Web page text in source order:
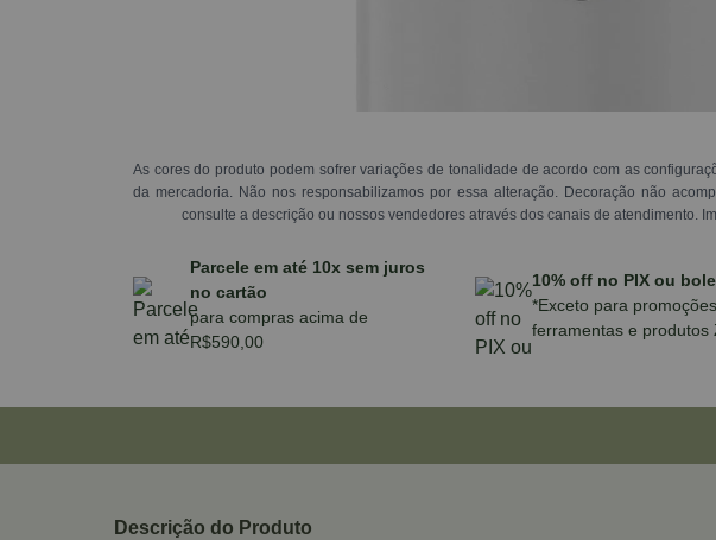
As cores do produto podem sofrer variações de tonalidade de acordo com as
da mercadoria. Não nos responsabilizamos por essa alteração. Decoração não
consulte a descrição ou nossos vendedores através dos canais de atendimento.
Parcele em até 10x sem juros
no cartão
para compras acima de
R$590,00
10% off no PIX ou
*Exceto para promoções,
ferramentas e produtos
Descrição do Produto